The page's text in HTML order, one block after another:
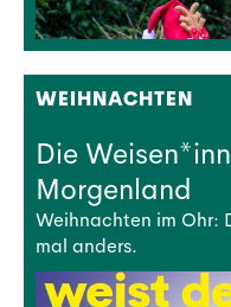
WEIHNACHTEN
Die
Morgenland
Weihnachten im Ohr:
mal anders.